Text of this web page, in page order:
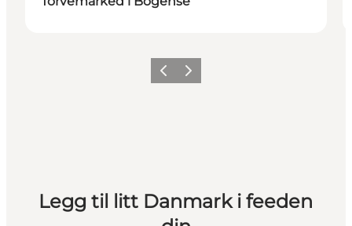
ForrigeNeste
Legg til litt Danmark i feeden